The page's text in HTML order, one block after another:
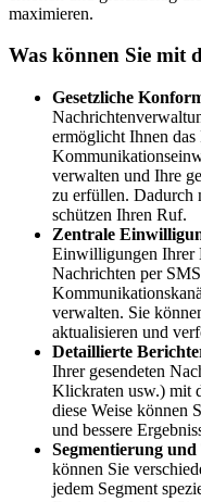
maximieren.
Was können Sie mit
Gesetzliche
ermöglicht Ihnen
verwalten und Ihre
zu erfüllen. Dadurch
schützen Ihren Ruf.
Zentrale
Einwilligungen Ihrer
Nachrichten per
verwalten. Sie
aktualisieren und
Detaillierte
Ihrer gesendeten
Klickraten usw.) mit
diese Weise können
und bessere
Segmentierung
können Sie
jedem Segment